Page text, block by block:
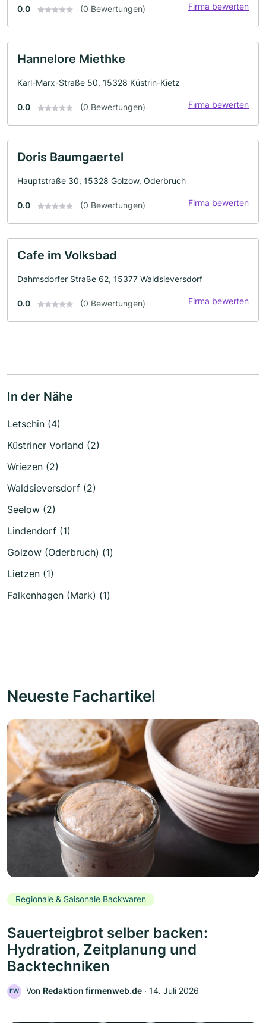
0.0 (0 Bewertungen) Firma bewerten
Hannelore Miethke
Karl-Marx-Straße 50, 15328 Küstrin-Kietz
0.0 (0 Bewertungen) Firma bewerten
Doris Baumgaertel
Hauptstraße 30, 15328 Golzow, Oderbruch
0.0 (0 Bewertungen) Firma bewerten
Cafe im Volksbad
Dahmsdorfer Straße 62, 15377 Waldsieversdorf
0.0 (0 Bewertungen) Firma bewerten
In der Nähe
Letschin (4)
Küstriner Vorland (2)
Wriezen (2)
Waldsieversdorf (2)
Seelow (2)
Lindendorf (1)
Golzow (Oderbruch) (1)
Lietzen (1)
Falkenhagen (Mark) (1)
Neueste Fachartikel
Regionale & Saisonale Backwaren
Sauerteigbrot selber backen:
Hydration, Zeitplanung und
Backtechniken
FW Von Redaktion firmenweb.de ‧ 14. Juli 2026